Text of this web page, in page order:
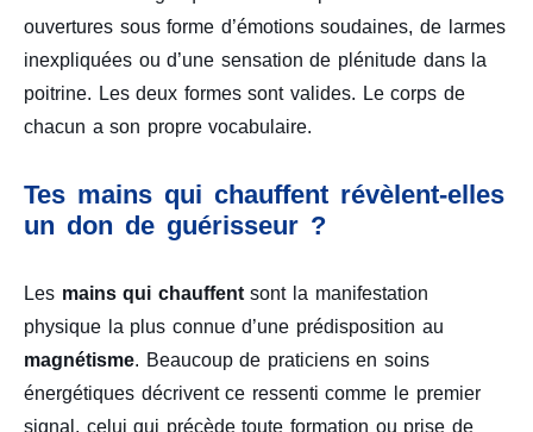
ouvertures sous forme d’émotions soudaines, de larmes
inexpliquées ou d’une sensation de plénitude dans la
poitrine. Les deux formes sont valides. Le corps de
chacun a son propre vocabulaire.
Tes mains qui chauffent révèlent-elles
un don de guérisseur ?
Les mains qui chauffentsont la manifestation
physique la plus connue d’une prédisposition au
magnétisme. Beaucoup de praticiens en soins
énergétiques décrivent ce ressenti comme le premier
signal, celui qui précède toute formation ou prise de